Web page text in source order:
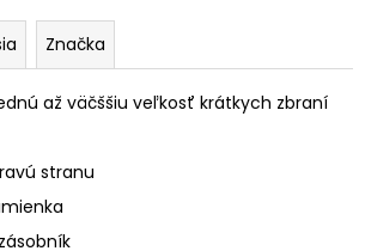
Značka
až väčššiu veľkosť krátkych zbraní
stranu